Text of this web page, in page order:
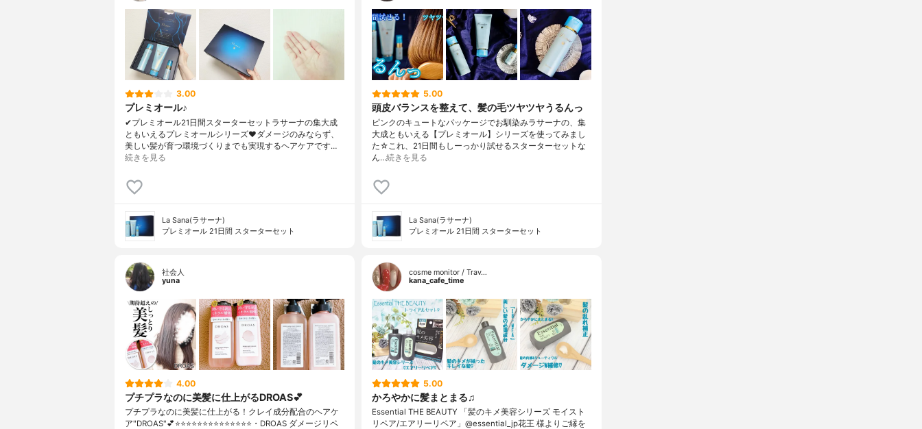
3.00
プレミオール♪
✔︎プレミオール21日間スターターセットラサーナの集大成
ともいえるプレミオールシリーズ❤︎ダメージのみならず、
美しい髪が育つ環境づくりまでも実現するヘアケアです…
続きを見る
La Sana(ラサーナ)
プレミオール 21日間 スターターセット
5.00
頭皮バランスを整えて、髪の毛ツヤツヤうるんっ
ピンクのキュートなパッケージでお馴染みラサーナの、集
大成ともいえる【プレミオール】シリーズを使ってみまし
た☆これ、21日間もしーっかり試せるスターターセットな
ん…続きを見る
La Sana(ラサーナ)
プレミオール 21日間 スターターセット
社会人
yuna
4.00
プチプラなのに美髪に仕上がるDROAS💕
プチプラなのに美髪に仕上がる！クレイ成分配合のヘアケ
ア"DROAS"💕⭐️⭐️⭐️⭐️⭐️⭐️⭐️⭐️⭐️⭐️⭐️⭐️⭐️⭐️・DROAS ダメージリペ
cosme monitor / Trav…
kana_cafe_time
5.00
かろやかに髪まとまる♫
Essential THE BEAUTY 「髪のキメ美容シリーズ モイスト
リペア/エアリーリペア」@essential_jp花王 様よりご縁を